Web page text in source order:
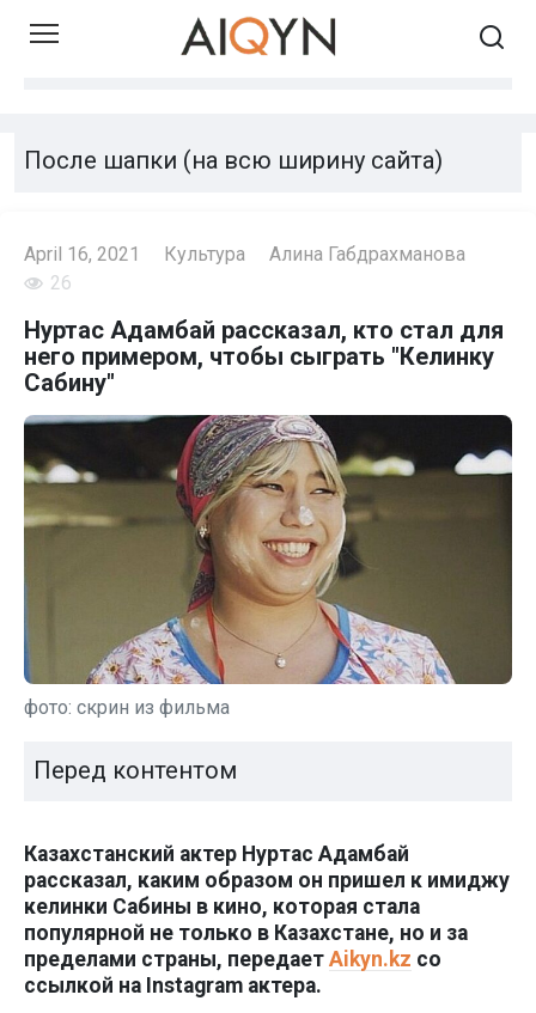
Skip
После шапки (на всю ширину сайта)
April 16, 2021 Культура
Алина Габдрахманова
26
Нуртас Адамбай рассказал, кто стал для
него примером, чтобы сыграть "Келинку
Сабину"
фото: скрин из фильма
Перед контентом
Казахстанский актер Нуртас Адамбай
рассказал, каким образом он пришел к имиджу
келинки Сабины в кино, которая стала
популярной не только в Казахстане, но и за
пределами страны, передает Aikyn.kz со
ссылкой на Instagram актера.